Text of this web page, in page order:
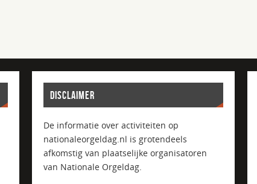
DISCLAIMER
De informatie over activiteiten op
nationaleorgeldag.nl is grotendeels
afkomstig van plaatselijke organisatoren
van Nationale Orgeldag.